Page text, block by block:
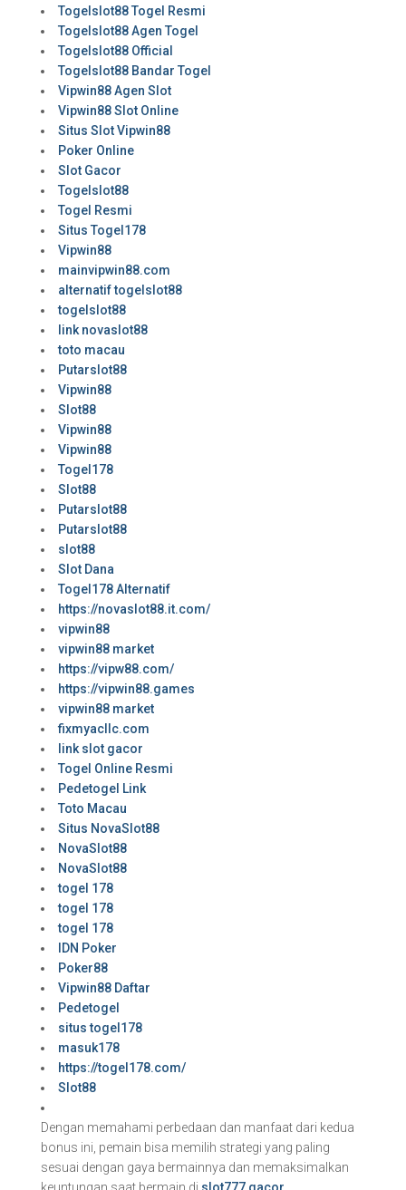
Togelslot88 Togel Resmi
Togelslot88 Agen Togel
Togelslot88 Official
Togelslot88 Bandar Togel
Vipwin88 Agen Slot
Vipwin88 Slot Online
Situs Slot Vipwin88
Poker Online
Slot Gacor
Togelslot88
Togel Resmi
Situs Togel178
Vipwin88
mainvipwin88.com
alternatif togelslot88
togelslot88
link novaslot88
toto macau
Putarslot88
Vipwin88
Slot88
Vipwin88
Vipwin88
Togel178
Slot88
Putarslot88
Putarslot88
slot88
Slot Dana
Togel178 Alternatif
https://novaslot88.it.com/
vipwin88
vipwin88 market
https://vipw88.com/
https://vipwin88.games
vipwin88 market
fixmyacllc.com
link slot gacor
Togel Online Resmi
Pedetogel Link
Toto Macau
Situs NovaSlot88
NovaSlot88
NovaSlot88
togel 178
togel 178
togel 178
IDN Poker
Poker88
Vipwin88 Daftar
Pedetogel
situs togel178
masuk178
https://togel178.com/
Slot88
Dengan memahami perbedaan dan manfaat dari kedua
bonus ini, pemain bisa memilih strategi yang paling
sesuai dengan gaya bermainnya dan memaksimalkan